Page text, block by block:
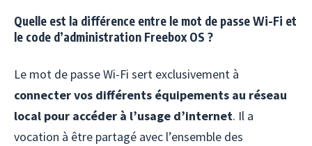
Quelle est la différence entre le mot de passe Wi-Fi et
le code d’administration Freebox OS ?
Le mot de passe Wi-Fi sert exclusivement à
connecter vos différents équipements au réseau
local pour accéder à l’usage d’internet. Il a
vocation à être partagé avec l’ensemble des